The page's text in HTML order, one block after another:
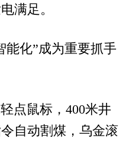
满足。
能化”成为重要抓手
点鼠标，400米井
自动割煤，乌金滚